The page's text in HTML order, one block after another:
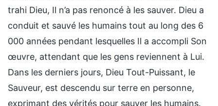
trahi Dieu, Il n’a pas renoncé à les sauver. Dieu a
conduit et sauvé les humains tout au long des 6
000 années pendant lesquelles Il a accompli Son
œuvre, attendant que les gens reviennent à Lui.
Dans les derniers jours, Dieu Tout-Puissant, le
Sauveur, est descendu sur terre en personne,
exprimant des vérités pour sauver les humains.